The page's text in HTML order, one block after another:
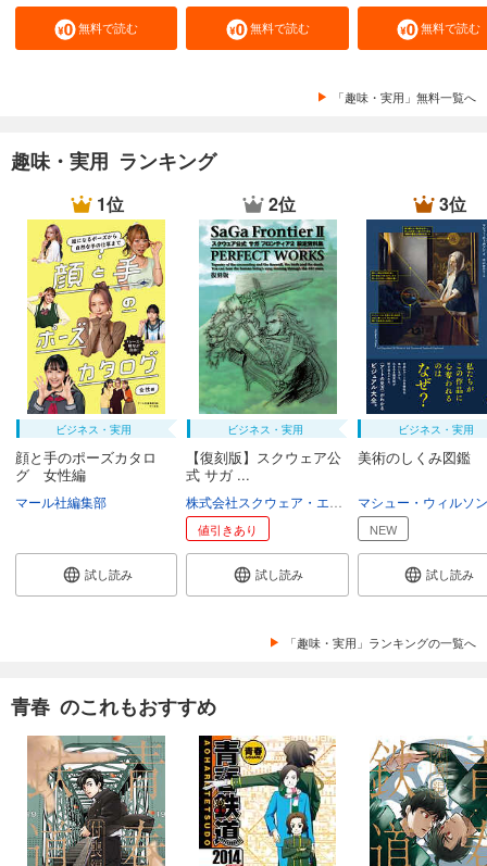
無料で読む 無料で読む 無料で読む
「趣味・実用」無料一覧へ
趣味・実用 ランキング
1位
ビジネス・実用
顔と手のポーズカタロ
グ 女性編
マール社編集部
試し読み
2位
ビジネス・実用
【復刻版】スクウェア公
式 サガ ...
値引きあり
試し読み
3位
ビジネス・実用
美術のしくみ図鑑
マシュー・ウィルソン
NEW
試し読み
「趣味・実用」ランキングの一覧へ
青春 のこれもおすすめ